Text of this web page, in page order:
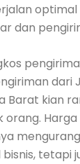
dan
dari
Barat kian
orang.
tetapi